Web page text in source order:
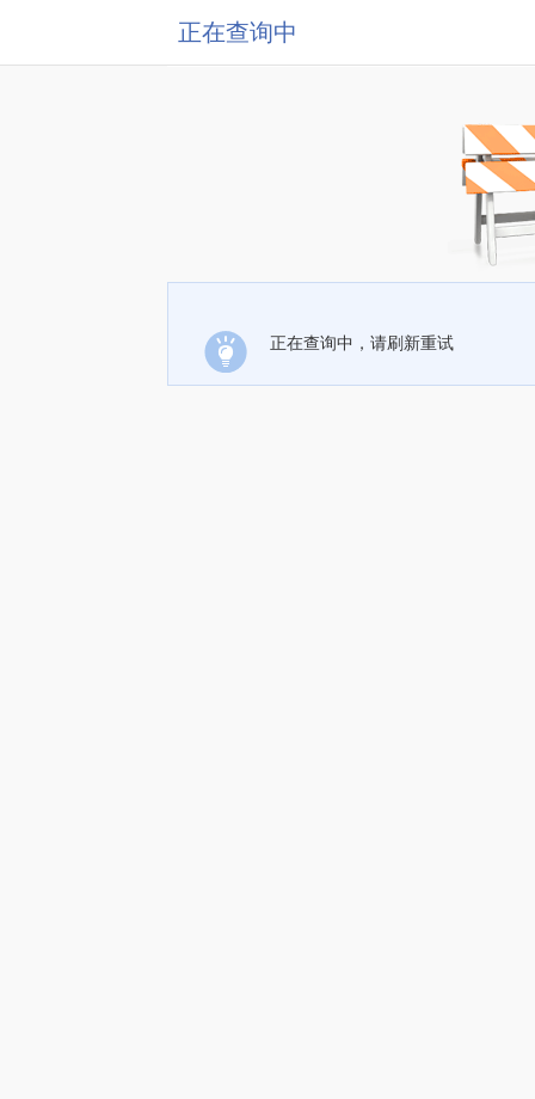
正在查询中
正在查询中，请刷新重试